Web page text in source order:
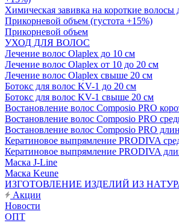
Химическая завивка на короткие волосы
Прикорневой объем (густота +15%)
Прикорневой объем
УХОД ДЛЯ ВОЛОС
Лечение волос Olapleх до 10 см
Лечение волос Olapleх от 10 до 20 см
Лечение волос Olapleх свыше 20 см
Ботокс для волос KV-1 до 20 см
Ботокс для волос KV-1 свыше 20 см
Востановление волос Composio PRO
Востановление волос Composio PRO
Востановление волос Composio PRO
Кератиновое выпрямление PRODIVA
Кератиновое выпрямление PRODIVA
Маска J-Line
Маска Keune
ИЗГОТОВЛЕНИЕ ИЗДЕЛИЙ ИЗ
Акции
Новости
ОПТ